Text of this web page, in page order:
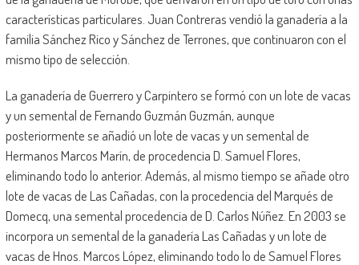
características particulares. Juan Contreras vendió la ganadería a la
familia Sánchez Rico y Sánchez de Terrones, que continuaron con el
mismo tipo de selección.
La ganadería de Guerrero y Carpintero se formó con un lote de vacas
y un semental de Fernando Guzmán Guzmán, aunque
posteriormente se añadió un lote de vacas y un semental de
Hermanos Marcos Marín, de procedencia D. Samuel Flores,
eliminando todo lo anterior. Además, al mismo tiempo se añade otro
lote de vacas de Las Cañadas, con la procedencia del Marqués de
Domecq, una semental procedencia de D. Carlos Núñez. En 2003 se
incorpora un semental de la ganadería Las Cañadas y un lote de
vacas de Hnos. Marcos López, eliminando todo lo de Samuel Flores